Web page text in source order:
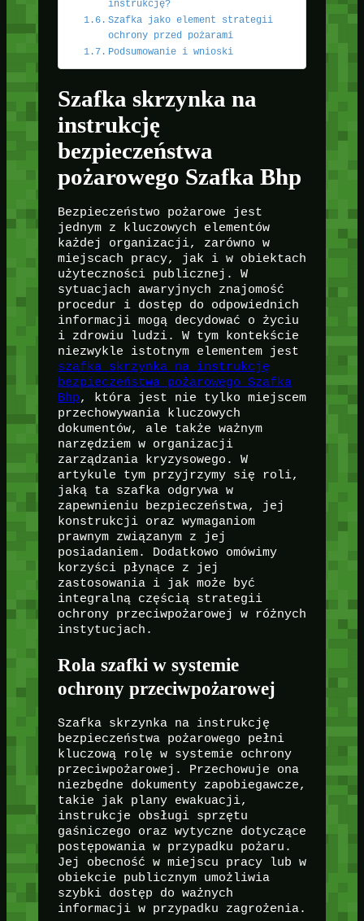
instrukcję?
Szafka jako element strategii
ochrony przed pożarami
Podsumowanie i wnioski
Szafka skrzynka na
instrukcję
bezpieczeństwa
pożarowego Szafka Bhp
Bezpieczeństwo pożarowe jest
jednym z kluczowych elementów
każdej organizacji, zarówno w
miejscach pracy, jak i w obiektach
użyteczności publicznej. W
sytuacjach awaryjnych znajomość
procedur i dostęp do odpowiednich
informacji mogą decydować o życiu
i zdrowiu ludzi. W tym kontekście
niezwykle istotnym elementem jest
szafka skrzynka na instrukcję
bezpieczeństwa pożarowego Szafka
Bhp, która jest nie tylko miejscem
przechowywania kluczowych
dokumentów, ale także ważnym
narzędziem w organizacji
zarządzania kryzysowego. W
artykule tym przyjrzymy się roli,
jaką ta szafka odgrywa w
zapewnieniu bezpieczeństwa, jej
konstrukcji oraz wymaganiom
prawnym związanym z jej
posiadaniem. Dodatkowo omówimy
korzyści płynące z jej
zastosowania i jak może być
integralną częścią strategii
ochrony przeciwpożarowej w różnych
instytucjach.
Rola szafki w systemie
ochrony przeciwpożarowej
Szafka skrzynka na instrukcję
bezpieczeństwa pożarowego pełni
kluczową rolę w systemie ochrony
przeciwpożarowej. Przechowuje ona
niezbędne dokumenty zapobiegawcze,
takie jak plany ewakuacji,
instrukcje obsługi sprzętu
gaśniczego oraz wytyczne dotyczące
postępowania w przypadku pożaru.
Jej obecność w miejscu pracy lub w
obiekcie publicznym umożliwia
szybki dostęp do ważnych
informacji w przypadku zagrożenia.